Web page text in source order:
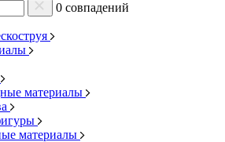
0 совпадений
материалы
материалы